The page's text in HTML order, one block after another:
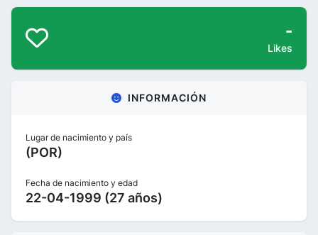
-
Likes
INFORMACIÓN
Lugar de nacimiento y país
(POR)
Fecha de nacimiento y edad
22-04-1999 (27 años)